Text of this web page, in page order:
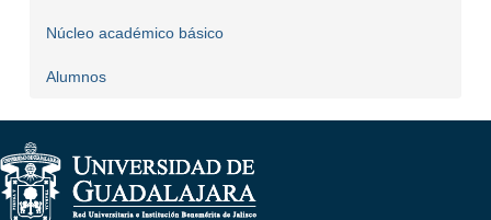
Núcleo académico básico
Alumnos